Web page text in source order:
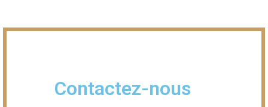
Contactez-nous